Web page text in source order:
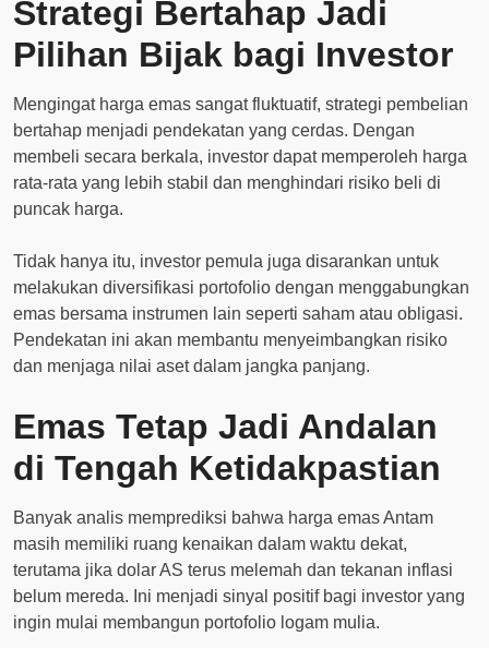
Strategi Bertahap Jadi
Pilihan Bijak bagi Investor
Mengingat harga emas sangat fluktuatif, strategi pembelian
bertahap menjadi pendekatan yang cerdas. Dengan
membeli secara berkala, investor dapat memperoleh harga
rata-rata yang lebih stabil dan menghindari risiko beli di
puncak harga.
Tidak hanya itu, investor pemula juga disarankan untuk
melakukan diversifikasi portofolio dengan menggabungkan
emas bersama instrumen lain seperti saham atau obligasi.
Pendekatan ini akan membantu menyeimbangkan risiko
dan menjaga nilai aset dalam jangka panjang.
Emas Tetap Jadi Andalan
di Tengah Ketidakpastian
Banyak analis memprediksi bahwa harga emas Antam
masih memiliki ruang kenaikan dalam waktu dekat,
terutama jika dolar AS terus melemah dan tekanan inflasi
belum mereda. Ini menjadi sinyal positif bagi investor yang
ingin mulai membangun portofolio logam mulia.